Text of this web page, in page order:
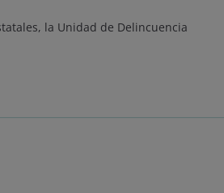
la Unidad de Delincuencia